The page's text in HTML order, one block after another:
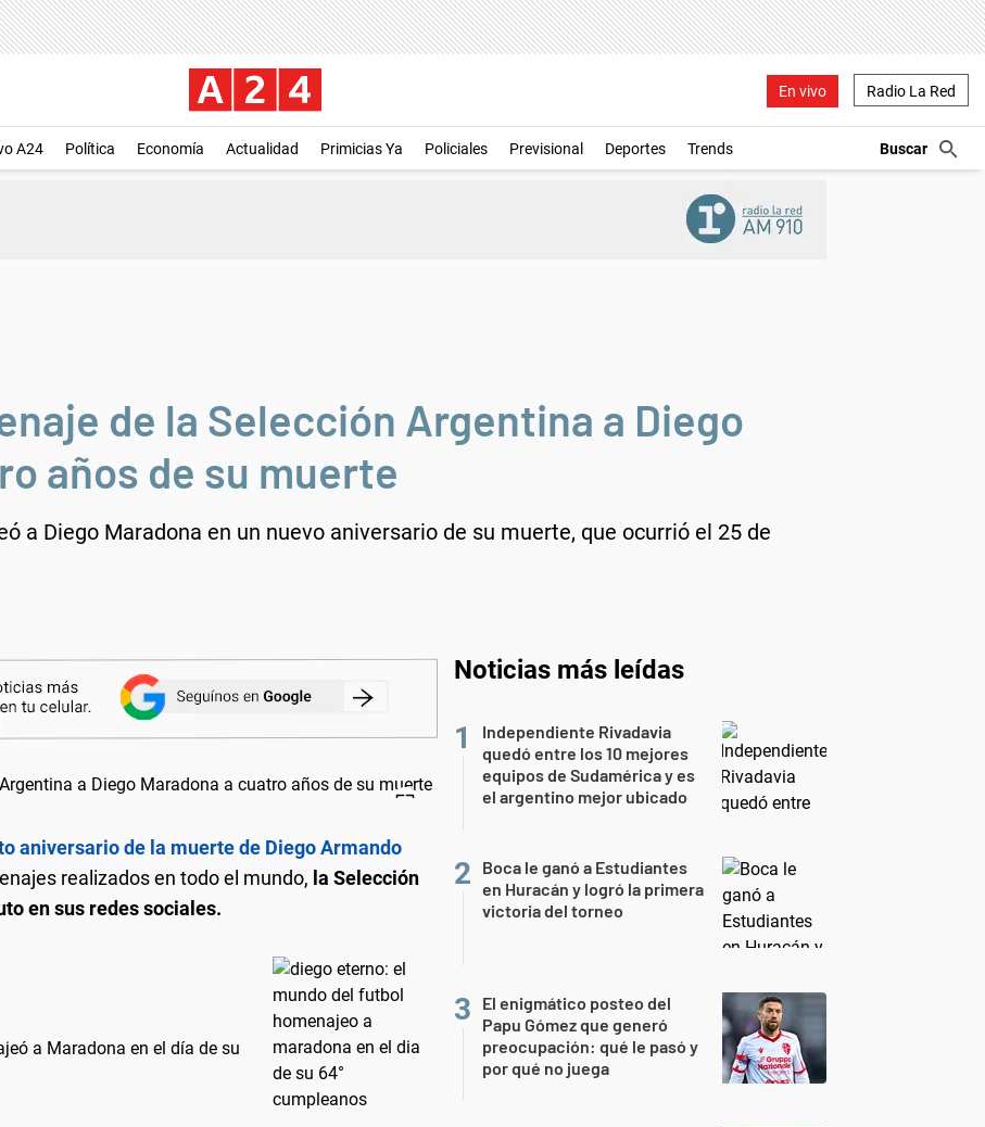
En vivo Radio La Red
A24 Política Economía Actualidad Primicias Ya Policiales Previsional Deportes Trends
de la Selección Argentina a Diego
años de su muerte
a Diego Maradona en un nuevo aniversario de su muerte, que ocurrió el 25 de
aniversario de la muerte de Diego Armando
realizados en todo el mundo, la Selección
en sus redes sociales.
a Maradona en el día de su
Noticias más leídas
Independiente Rivadavia
quedó entre los 10 mejores
equipos de Sudamérica y es
el argentino mejor ubicado
Boca le ganó a Estudiantes
en Huracán y logró la primera
victoria del torneo
El enigmático posteo del
Papu Gómez que generó
preocupación: qué le pasó y
por qué no juega